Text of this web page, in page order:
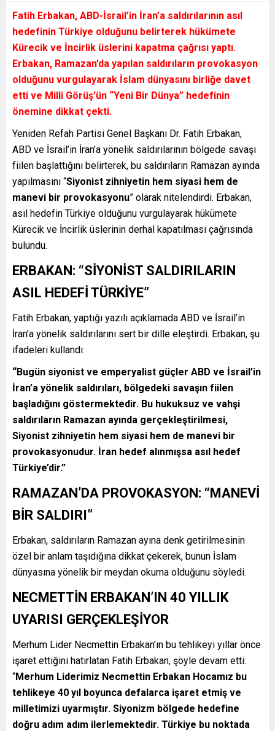
Fatih Erbakan, ABD-İsrail’in İran’a saldırılarının asıl
hedefinin Türkiye olduğunu belirterek hükümete
Kürecik ve İncirlik üslerini kapatma çağrısı yaptı.
Erbakan, Ramazan’da yapılan saldırıların provokasyon
olduğunu vurgulayarak İslam dünyasını birliğe davet
etti ve Milli Görüş’ün “Yeni Bir Dünya” hedefinin
önemine dikkat çekti.
Yeniden Refah Partisi Genel Başkanı Dr. Fatih Erbakan,
ABD ve İsrail’in İran’a yönelik saldırılarının bölgede savaşı
fiilen başlattığını belirterek, bu saldırıların Ramazan ayında
yapılmasını “Siyonist zihniyetin hem siyasi hem de
manevi bir provokasyonu” olarak nitelendirdi. Erbakan,
asıl hedefin Türkiye olduğunu vurgulayarak hükümete
Kürecik ve İncirlik üslerinin derhal kapatılması çağrısında
bulundu.
ERBAKAN: “SİYONİST SALDIRILARIN
ASIL HEDEFİ TÜRKİYE”
Fatih Erbakan, yaptığı yazılı açıklamada ABD ve İsrail’in
İran’a yönelik saldırılarını sert bir dille eleştirdi. Erbakan, şu
ifadeleri kullandı:
“Bugün siyonist ve emperyalist güçler ABD ve İsrail’in
İran’a yönelik saldırıları, bölgedeki savaşın fiilen
başladığını göstermektedir. Bu hukuksuz ve vahşi
saldırıların Ramazan ayında gerçekleştirilmesi,
Siyonist zihniyetin hem siyasi hem de manevi bir
provokasyonudur. İran hedef alınmışsa asıl hedef
Türkiye’dir.”
RAMAZAN’DA PROVOKASYON: “MANEVİ
BİR SALDIRI”
Erbakan, saldırıların Ramazan ayına denk getirilmesinin
özel bir anlam taşıdığına dikkat çekerek, bunun İslam
dünyasına yönelik bir meydan okuma olduğunu söyledi.
NECMETTİN ERBAKAN’IN 40 YILLIK
UYARISI GERÇEKLEŞİYOR
Merhum Lider Necmettin Erbakan’ın bu tehlikeyi yıllar önce
işaret ettiğini hatırlatan Fatih Erbakan, şöyle devam etti:
“Merhum Liderimiz Necmettin Erbakan Hocamız bu
tehlikeye 40 yıl boyunca defalarca işaret etmiş ve
milletimizi uyarmıştır. Siyonizm bölgede hedefine
doğru adım adım ilerlemektedir. Türkiye bu noktada